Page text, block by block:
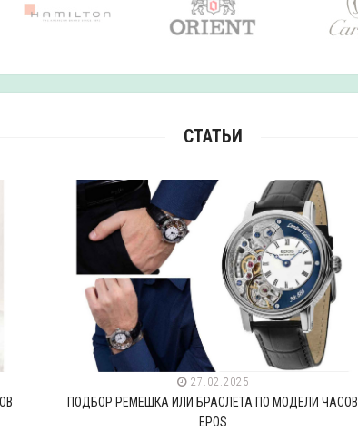
СТАТЬИ
27.02.2025
ПОДБОР РЕМЕШКА ИЛИ БРАСЛЕТА ПО МОДЕЛИ ЧАСОВ
EPOS